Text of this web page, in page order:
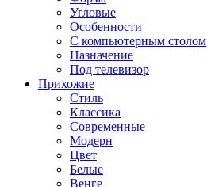
Угловые
Особенности
С компьютерным столом
Назначение
Под телевизор
Прихожие
Стиль
Классика
Современные
Модерн
Цвет
Белые
Венге